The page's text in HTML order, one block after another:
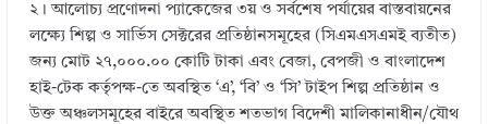
২। আলোচ্য প্রণোদনা প্যাকেজের ৩য় ও সর্বশেষ পর্যায়ের বাস্তবায়নের
লক্ষ্যে শিল্প ও সার্ভিস সেক্টরের প্রতিষ্ঠানসমূহের (সিএমএসএমই ব্যতীত)
জন্য মোট ২৭,০০০.০০ কোটি টাকা এবং বেজা, বেপজী ও বাংলাদেশ
হাই-টেক কর্তৃপক্ষ-তে অবস্থিত ‘এ’, ‘বি’ ও ‘সি’ টাইপ শিল্প প্রতিষ্ঠান ও
উক্ত অঞ্চলসমূহের বাইরে অবস্থিত শতভাগ বিদেশী মালিকানাধীন/যৌথ